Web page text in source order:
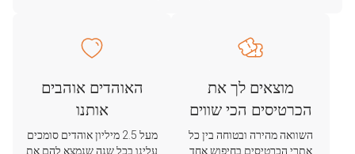
מוצאים לך את
הכרטיסים הכי שווים
השוואה מהירה ובטוחה בין כל
אתרי הכרטיסים בחיפוש אחד
האוהדים אוהבים
אותנו
מעל 2.5 מיליון אוהדים סומכים
עלינו בכל שנה שנמצא להם את